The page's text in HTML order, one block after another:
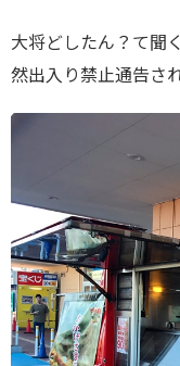
大将どしたん？て聞
然出入り禁止通告さ